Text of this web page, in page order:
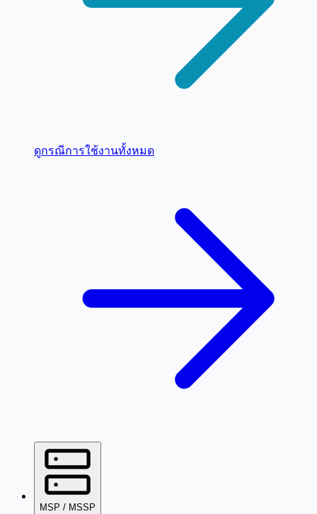
ดูกรณีการใช้งานทั้งหมด
MSP / MSSP